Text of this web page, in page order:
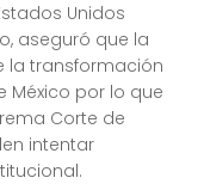
Unidos
aseguró que la
la transformación
por lo que
Corte de
intentar